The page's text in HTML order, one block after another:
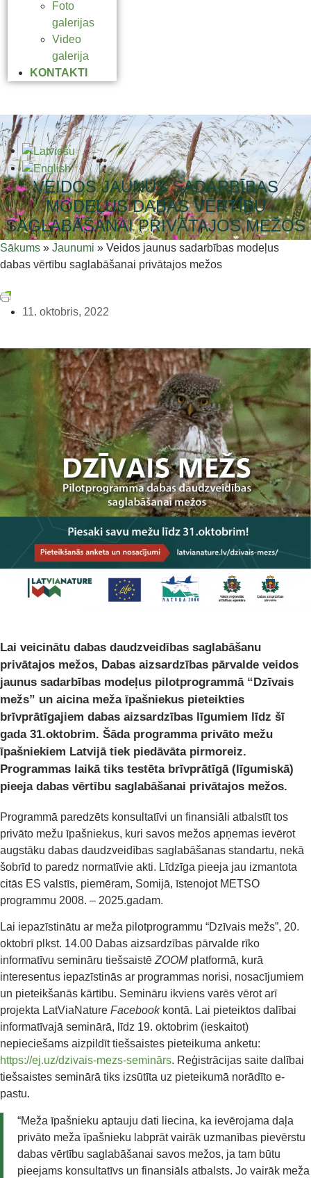
Foto
galerijas
Video
galerija
KONTAKTI
VEIDOS JAUNUS SADARBĪBAS
MODEĻUS DABAS VĒRTĪBU
SAGLABĀŠANAI PRIVĀTAJOS MEŽOS
Sākums » Jaunumi » Veidos jaunus sadarbības modeļus
dabas vērtību saglabāšanai privātajos mežos
11. oktobris, 2022
Lai veicinātu dabas daudzveidības saglabāšanu
privātajos mežos, Dabas aizsardzības pārvalde veidos
jaunus sadarbības modeļus pilotprogrammā “Dzīvais
mežs” un aicina meža īpašniekus pieteikties
brīvprātīgajiem dabas aizsardzības līgumiem līdz šī
gada 31.oktobrim. Šāda programma privāto mežu
īpašniekiem Latvijā tiek piedāvāta pirmoreiz.
Programmas laikā tiks testēta brīvprātīgā (līgumiskā)
pieeja dabas vērtību saglabāšanai privātajos mežos.
Programmā paredzēts konsultatīvi un finansiāli atbalstīt tos
privāto mežu īpašniekus, kuri savos mežos apņemas ievērot
augstāku dabas daudzveidības saglabāšanas standartu, nekā
šobrīd to paredz normatīvie akti. Līdzīga pieeja jau izmantota
citās ES valstīs, piemēram, Somijā, īstenojot METSO
programmu 2008. – 2025.gadam.
Lai iepazīstinātu ar meža pilotprogrammu “Dzīvais mežs”, 20.
oktobrī plkst. 14.00 Dabas aizsardzības pārvalde rīko
informatīvu semināru tiešsaistē ZOOMplatformā, kurā
interesentus iepazīstinās ar programmas norisi, nosacījumiem
un pieteikšanās kārtību. Semināru ikviens varēs vērot arī
projekta LatViaNature Facebookkontā. Lai pieteiktos dalībai
informatīvajā seminārā, līdz 19. oktobrim (ieskaitot)
nepieciešams aizpildīt tiešsaistes pieteikuma anketu:
https://ej.uz/dzivais-mezs-seminārs. Reģistrācijas saite dalībai
tiešsaistes seminārā tiks izsūtīta uz pieteikumā norādīto e-
pastu.
“Meža īpašnieku aptauju dati liecina, ka ievērojama daļa
privāto meža īpašnieku labprāt vairāk uzmanības pievērstu
dabas vērtību saglabāšanai savos mežos, ja tam būtu
pieejams konsultatīvs un finansiāls atbalsts. Jo vairāk meža